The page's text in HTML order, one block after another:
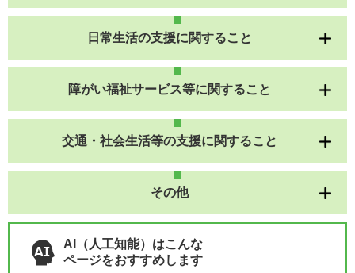
日常生活の支援に関すること
障がい福祉サービス等に関すること
交通・社会生活等の支援に関すること
その他
AI（人工知能）はこんな
ページをおすすめします